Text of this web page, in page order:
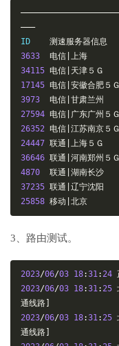
———
ID 测速服务器信息
3633
电信|上海　　　
34115 电信|天津５Ｇ　
17145 电信|安徽合肥５
3973
电信|甘肃兰州　
27594 电信|广东广州５
26352 电信|江苏南京５
24447 联通|上海５Ｇ　
36646 联通|河南郑州５
4870
联通|湖南长沙　
37235 联通|辽宁沈阳　
25858 移动|北京　　　
3、路由测试。
2023/06/03 18:31:24
2023/06/03 18:31:25
通线路]
2023/06/03 18:31:25
通线路]